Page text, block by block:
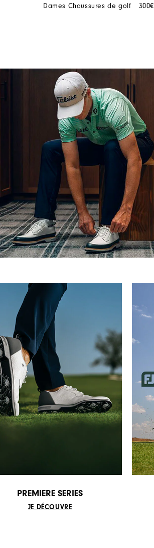
Dames Chaussures de golf 300€
PREMIERE SERIES
JE DÉCOUVRE